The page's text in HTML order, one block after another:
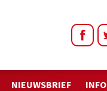
NIEUWSBRIEF INFO